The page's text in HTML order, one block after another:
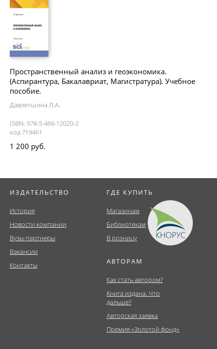
Пространственный анализ и геоэкономика.
(Аспирантура, Бакалавриат, Магистратура). Учебное
пособие.
Давлетшина Л.А.
ISBN: 978-5-466-12020-2
код 719461
1 200 руб.
ИЗДАТЕЛЬСТВО
История
Новости компании
Вузы-партнеры
Вакансии
Контакты
ГДЕ КУПИТЬ
Магазинам
Библиотекам
В розницу
АВТОРАМ
Как стать автором?
Книга издана. Что
дальше?
Авторская заявка
Премия «Золотой фонд»